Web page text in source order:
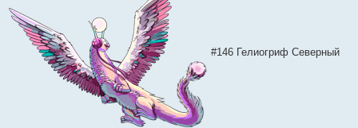
#146 Гелиогриф Северный